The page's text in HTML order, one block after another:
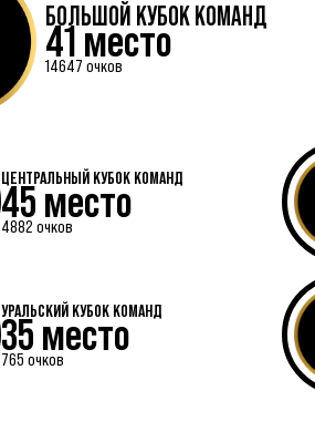
БОЛЬШОЙ КУБОК КОМАНД
41 место
14647 очков
ЦЕНТРАЛЬНЫЙ КУБОК КОМАНД
45 место
4882 очков
УРАЛЬСКИЙ КУБОК КОМАНД
35 место
765 очков